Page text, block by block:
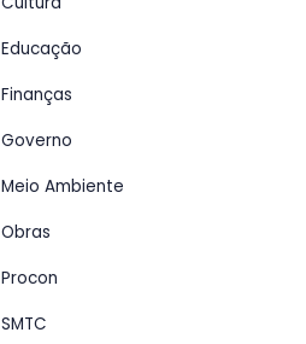
Educação
Finanças
Governo
Meio Ambiente
Obras
Procon
SMTC